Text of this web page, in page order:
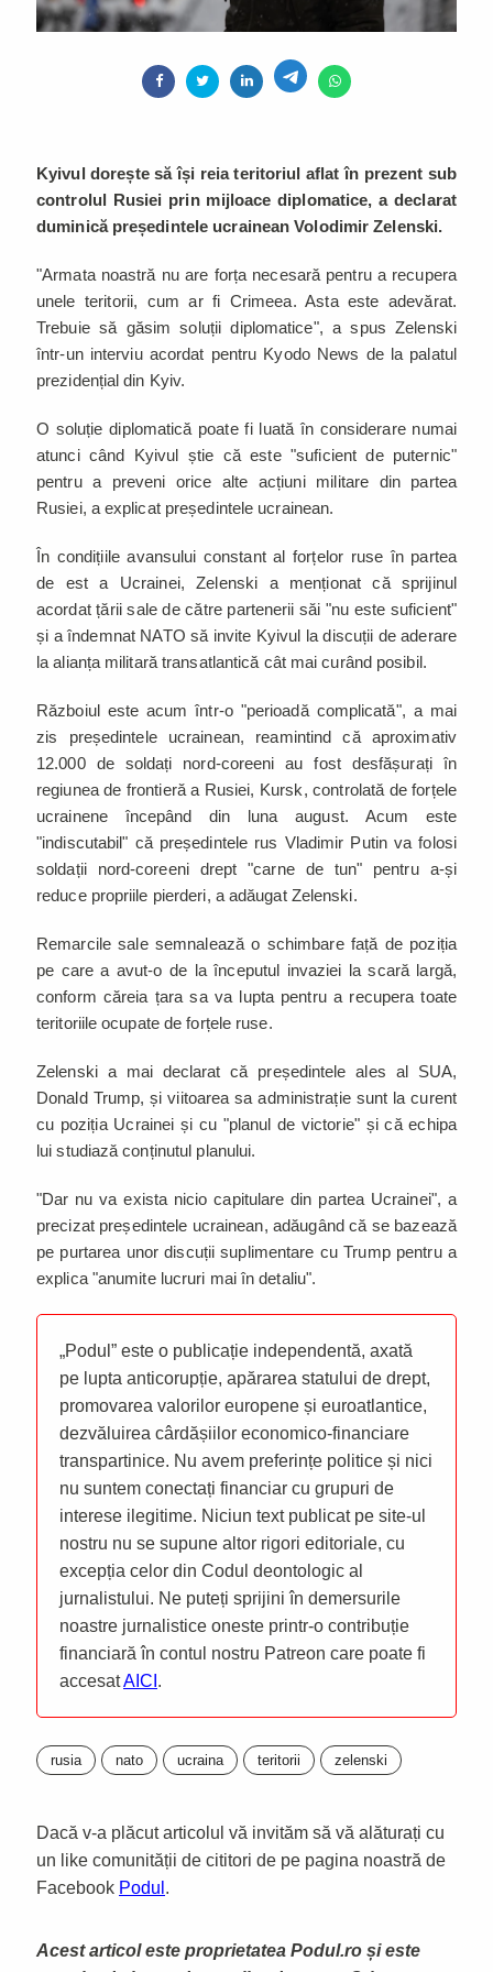
Kyivul dorește să își reia teritoriul aflat în prezent sub
controlul Rusiei prin mijloace diplomatice, a declarat
duminică președintele ucrainean Volodimir Zelenski.
"Armata noastră nu are forța necesară pentru a recupera
unele teritorii, cum ar fi Crimeea. Asta este adevărat.
Trebuie să găsim soluții diplomatice", a spus Zelenski
într-un interviu acordat pentru Kyodo News de la palatul
prezidențial din Kyiv.
O soluție diplomatică poate fi luată în considerare numai
atunci când Kyivul știe că este "suficient de puternic"
pentru a preveni orice alte acțiuni militare din partea
Rusiei, a explicat președintele ucrainean.
În condițiile avansului constant al forțelor ruse în partea
de est a Ucrainei, Zelenski a menționat că sprijinul
acordat țării sale de către partenerii săi "nu este suficient"
și a îndemnat NATO să invite Kyivul la discuții de aderare
la alianța militară transatlantică cât mai curând posibil.
Războiul este acum într-o "perioadă complicată", a mai
zis președintele ucrainean, reamintind că aproximativ
12.000 de soldați nord-coreeni au fost desfășurați în
regiunea de frontieră a Rusiei, Kursk, controlată de forțele
ucrainene începând din luna august. Acum este
"indiscutabil" că președintele rus Vladimir Putin va folosi
soldații nord-coreeni drept "carne de tun" pentru a-și
reduce propriile pierderi, a adăugat Zelenski.
Remarcile sale semnalează o schimbare față de poziția
pe care a avut-o de la începutul invaziei la scară largă,
conform căreia țara sa va lupta pentru a recupera toate
teritoriile ocupate de forțele ruse.
Zelenski a mai declarat că președintele ales al SUA,
Donald Trump, și viitoarea sa administrație sunt la curent
cu poziția Ucrainei și cu "planul de victorie" și că echipa
lui studiază conținutul planului.
"Dar nu va exista nicio capitulare din partea Ucrainei", a
precizat președintele ucrainean, adăugând că se bazează
pe purtarea unor discuții suplimentare cu Trump pentru a
explica "anumite lucruri mai în detaliu".
„Podul” este o publicație independentă, axată
pe lupta anticorupție, apărarea statului de drept,
promovarea valorilor europene și euroatlantice,
dezvăluirea cârdășiilor economico-financiare
transpartinice. Nu avem preferințe politice și nici
nu suntem conectați financiar cu grupuri de
interese ilegitime. Niciun text publicat pe site-ul
nostru nu se supune altor rigori editoriale, cu
excepția celor din Codul deontologic al
jurnalistului. Ne puteți sprijini în demersurile
noastre jurnalistice oneste printr-o contribuție
financiară în contul nostru Patreon care poate fi
accesatAICI .
rusia nato ucraina teritorii zelenski
Dacă v-a plăcut articolul vă invităm să vă alăturați cu
un like comunității de cititori de pe pagina noastră de
Facebook Podul .
Acest articol este proprietatea Podul.ro și este